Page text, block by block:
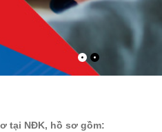
tại NĐK, hồ sơ gồm: